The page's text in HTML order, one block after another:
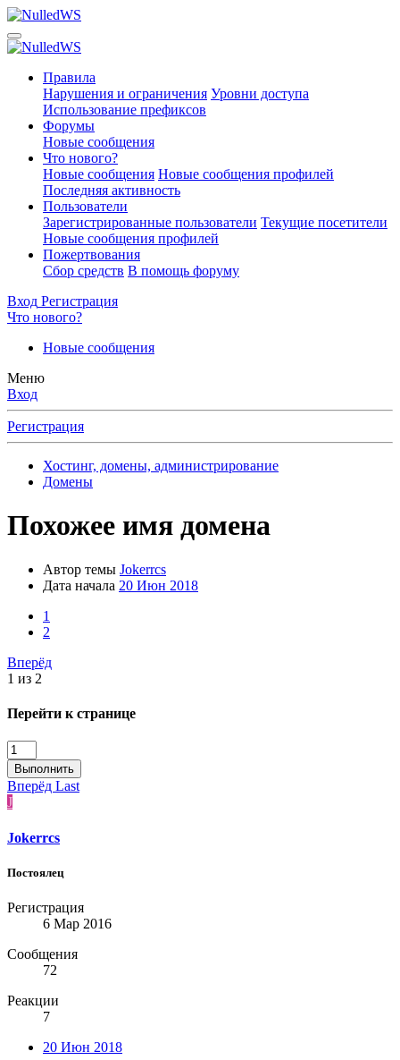
Правила
Нарушения и ограничения Уровни доступа
Использование префиксов
Форумы
Новые сообщения
Что нового?
Новые сообщения Новые сообщения профилей
Последняя активность
Пользователи
Зарегистрированные пользователи Текущие посетители
Новые сообщения профилей
Пожертвования
Сбор средств В помощь форуму
Вход Регистрация
Что нового?
Новые сообщения
Меню
Вход
Регистрация
Хостинг, домены, администрирование
Домены
Похожее имя домена
Автор темы Jokerrcs
Дата начала 20 Июн 2018
1
2
Вперёд
1 из 2
Перейти к странице
Выполнить
Вперёд Last
J
Jokerrcs
Постоялец
Регистрация
6 Мар 2016
Сообщения
72
Реакции
7
20 Июн 2018